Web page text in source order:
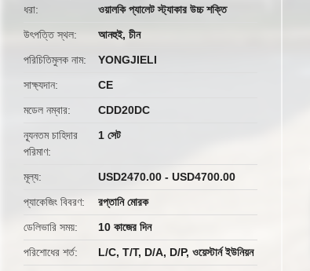
ধরা
ওয়ালকি প্যালেট স্ট্যাকার উচ্চ শক্তি
উৎপত্তি স্থল
আনহুই, চীন
পরিচিতিমুলক নাম
YONGJIELI
সাক্ষ্যদান
CE
মডেল নম্বার
CDD20DC
ন্যূনতম চাহিদার
পরিমাণ
1 সেট
মূল্য
USD2470.00 - USD4700.00
প্যাকেজিং বিবরণ
রপ্তানি মোরক
ডেলিভারি সময়
10 কাজের দিন
পরিশোধের শর্ত
L/C, T/T, D/A, D/P, ওয়েস্টার্ন ইউনিয়ন